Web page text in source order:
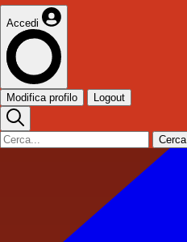
Accedi
Modifica profilo Logout
Cerca